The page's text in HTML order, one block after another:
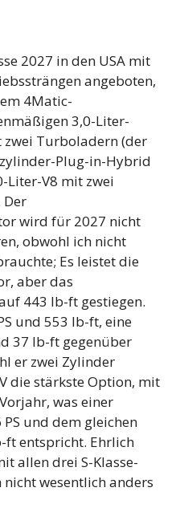
2027 in den USA mit
angeboten,
4Matic-
3,0-Liter-
zwei Turboladern (der
Plug-in-Hybrid
Liter-V8 mit zwei
Der
wird für 2027 nicht
obwohl ich nicht
Es leistet die
aber das
443 lb-ft gestiegen.
und 553 lb-ft, eine
37 lb-ft gegenüber
er zwei Zylinder
die stärkste Option, mit
was einer
und dem gleichen
ft entspricht. Ehrlich
allen drei S-Klasse-
wesentlich anders